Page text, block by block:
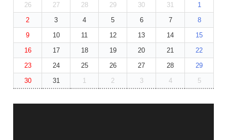
26
27 28 29 30 31
1
2
3 4 5 6 7
8
9
10 11 12 13 14
15
16
17 18 19 20 21
22
23
24 25 26 27 28
29
30
31 1 2 3 4 5